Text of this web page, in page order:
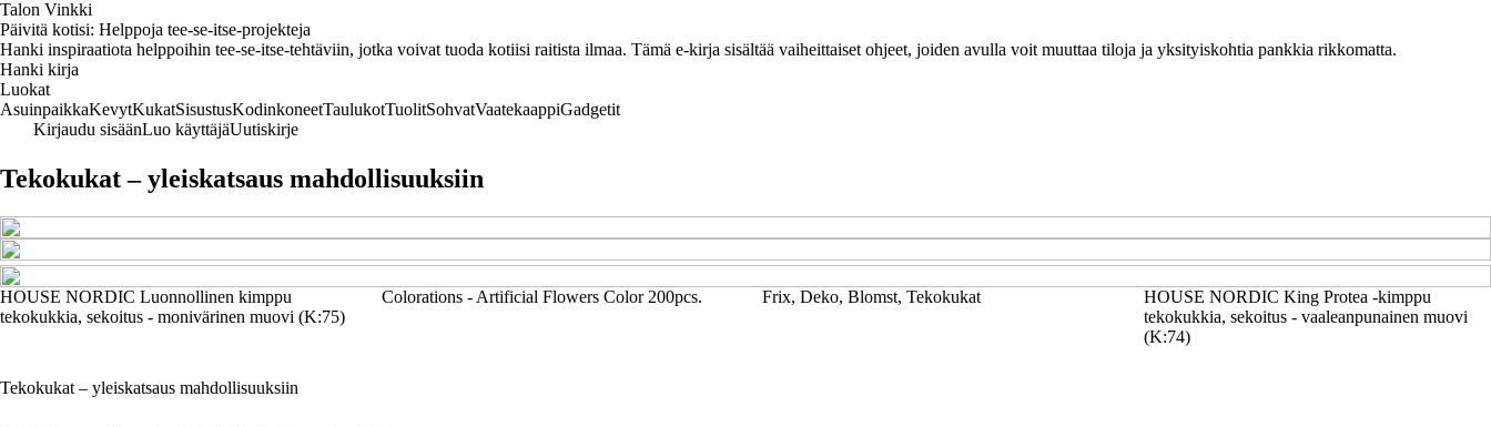
Talon Vinkki
Päivitä kotisi: Helppoja tee-se-itse-projekteja
Hanki inspiraatiota helppoihin tee-se-itse-tehtäviin, jotka voivat tuoda kotiisi raitista ilmaa. Tämä e-kirja sisältää vaiheittaiset ohjeet, joiden avulla voit muuttaa tiloja ja yksityiskohtia pankkia rikkomatta.
Hanki kirja
Luokat
AsuinpaikkaKevytKukatSisustusKodinkoneetTaulukotTuolitSohvatVaatekaappiGadgetit
Kirjaudu sisäänLuo käyttäjäUutiskirje
Tekokukat – yleiskatsaus mahdollisuuksiin
HOUSE NORDIC Luonnollinen kimppu
tekokukkia, sekoitus - monivärinen muovi (K:75)
Colorations - Artificial Flowers Color 200pcs. Frix, Deko, Blomst, Tekokukat
HOUSE NORDIC King Protea -kimppu
tekokukkia, sekoitus - vaaleanpunainen muovi
(K:74)
Tekokukat – yleiskatsaus mahdollisuuksiin